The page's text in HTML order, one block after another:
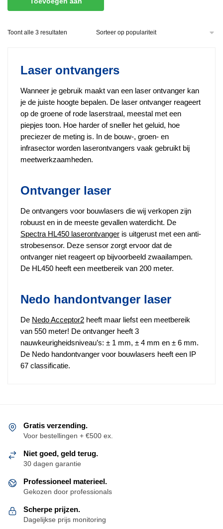
Toont alle 3 resultaten Gesorteerd
Laser ontvangers
Wanneer je gebruik maakt van een laser ontvanger kan
je de juiste hoogte bepalen. De laser ontvanger reageert
op de groene of rode laserstraal, meestal met een
piepjes toon. Hoe harder of sneller het geluid, hoe
preciezer de meting is. In de bouw-, groen- en
infrasector worden laserontvangers vaak gebruikt bij
meetwerkzaamheden.
Ontvanger laser
De ontvangers voor bouwlasers die wij verkopen zijn
robuust en in de meeste gevallen waterdicht. De
Spectra HL450 laserontvanger is uitgerust met een anti-
strobesensor. Deze sensor zorgt ervoor dat de
ontvanger niet reageert op bijvoorbeeld zwaailampen.
De HL450 heeft een meetbereik van 200 meter.
Nedo handontvanger laser
De Nedo Acceptor2 heeft maar liefst een meetbereik
van 550 meter! De ontvanger heeft 3
nauwkeurigheidsniveau’s: ± 1 mm, ± 4 mm en ± 6 mm.
De Nedo handontvanger voor bouwlasers heeft een IP
67 classificatie.
Gratis verzending.
Voor bestellingen + €500 ex.
Niet goed, geld terug.
30 dagen garantie
Professioneel materieel.
Gekozen door professionals
Scherpe prijzen.
Dagelijkse prijs monitoring